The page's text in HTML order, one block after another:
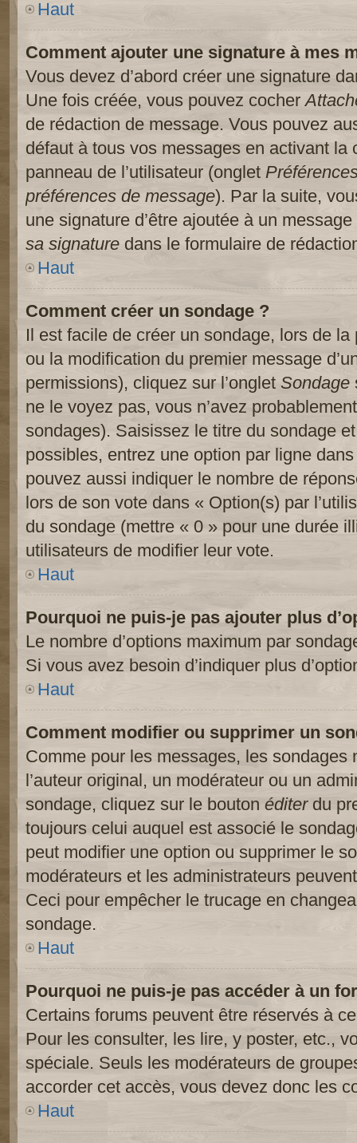
Haut
Comment ajouter une signature à mes
Vous devez d’abord créer une signature
Une fois créée, vous pouvez cocher
de rédaction de message. Vous pouvez
défaut à tous vos messages en activant la
panneau de l’utilisateur (onglet
préférences de message). Par la suite,
une signature d’être ajoutée à un
sa signature dans le formulaire de
Haut
Comment créer un sondage ?
Il est facile de créer un sondage, lors de la
ou la modification du premier message
permissions), cliquez sur l’onglet Sondage
ne le voyez pas, vous n’avez
sondages). Saisissez le titre du sondage
possibles, entrez une option par ligne
pouvez aussi indiquer le nombre de
lors de son vote dans « Option(s) par
du sondage (mettre « 0 » pour une durée
utilisateurs de modifier leur vote.
Haut
Pourquoi ne puis-je pas ajouter plus
Le nombre d’options maximum par
Si vous avez besoin d’indiquer plus
Haut
Comment modifier ou supprimer un
Comme pour les messages, les sondages
l’auteur original, un modérateur ou un
sondage, cliquez sur le bouton éditerdu
toujours celui auquel est associé le
peut modifier une option ou supprimer le
modérateurs et les administrateurs
Ceci pour empêcher le trucage en
sondage.
Haut
Pourquoi ne puis-je pas accéder à un
Certains forums peuvent être réservés à
Pour les consulter, les lire, y poster, etc.,
spéciale. Seuls les modérateurs de
accorder cet accès, vous devez donc les
Haut